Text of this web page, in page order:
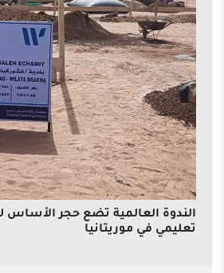
الندوة العالمية تضع حجر
تعليمي في موريتانيا